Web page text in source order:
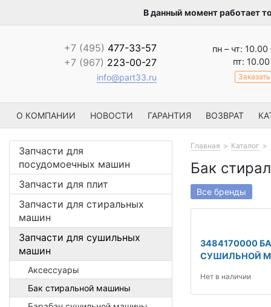
В данный момент работает
+7 (495) 477-33-57
+7 (967) 223-00-27
info@part33.ru
пн – чт: 10.00
пт:
О КОМПАНИИ НОВОСТИ ГАРАНТИЯ ВОЗВРАТ
Запчасти для
посудомоечных машин
Запчасти для плит
Запчасти для стиральных
машин
Запчасти для сушильных
машин
Аксессуары
Бак стиральной машины
Главная Каталог
Бак
Все бренды
3484170000
СУШИЛЬНОЙ
Нет в наличии